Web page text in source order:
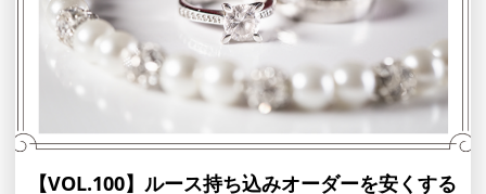
【VOL.100】ルース持ち込みオーダーを安くする